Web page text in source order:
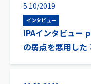
5.10/2019
インタビュー
IPAインタビュー
の弱点を悪用した